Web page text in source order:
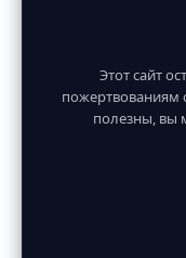
Этот сайт
пожертвованиям
полезны, вы